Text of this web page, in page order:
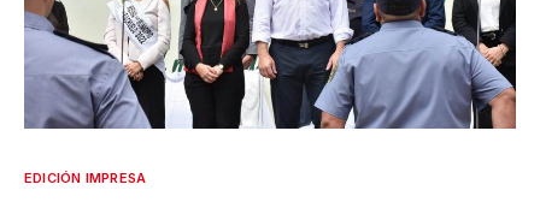
EDICIÓN IMPRESA